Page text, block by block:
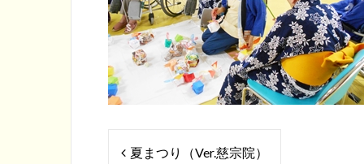
投夏まつり（Ver.慈宗院）